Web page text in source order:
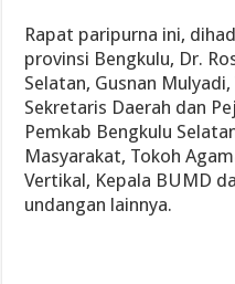
Rapat paripurna ini,
provinsi Bengkulu, Dr.
Selatan, Gusnan
Sekretaris Daerah dan
Pemkab Bengkulu
Masyarakat, Tokoh
Vertikal, Kepala BUMD
undangan lainnya.